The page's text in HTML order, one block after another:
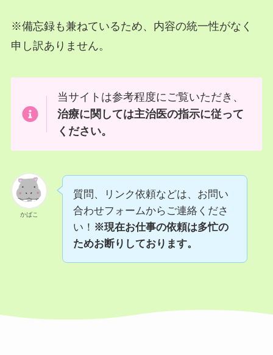
※備忘録も兼ねているため、内容の統一性がなく
申し訳ありません。
当サイトは参考程度にご覧いただき、
治療に関しては主治医の指示に従って
ください。
かばこ
質問、リンク依頼などは、お問い
合わせフォームからご連絡くださ
い！ ※現在お仕事の依頼は多忙の
ためお断りしております。